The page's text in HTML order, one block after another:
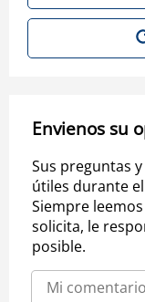
Envienos su
Sus preguntas
útiles durante
Siempre
solicita, le
posible.